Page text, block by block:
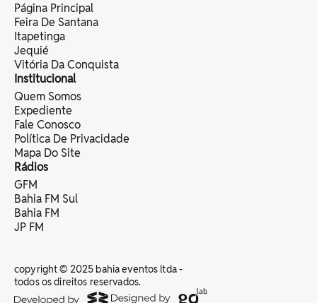
Página Principal
Feira De Santana
Itapetinga
Jequié
Vitória Da Conquista
Institucional
Quem Somos
Expediente
Fale Conosco
Política De Privacidade
Mapa Do Site
Rádios
GFM
Bahia FM Sul
Bahia FM
JP FM
copyright © 2025 bahia eventos ltda -
todos os direitos reservados.